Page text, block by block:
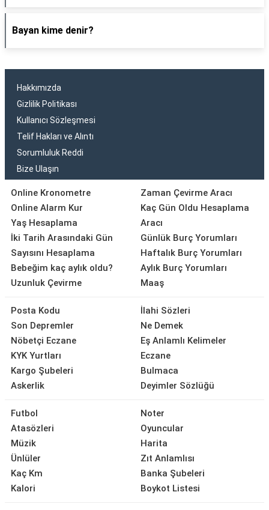
Bayan kime denir?
Hakkımızda
Gizlilik Politikası
Kullanıcı Sözleşmesi
Telif Hakları ve Alıntı
Sorumluluk Reddi
Bize Ulaşın
Online Kronometre
Online Alarm Kur
Yaş Hesaplama
İki Tarih Arasındaki Gün
Sayısını Hesaplama
Bebeğim kaç aylık oldu?
Uzunluk Çevirme
Zaman Çevirme Aracı
Kaç Gün Oldu Hesaplama
Aracı
Günlük Burç Yorumları
Haftalık Burç Yorumları
Aylık Burç Yorumları
Maaş
Posta Kodu
Son Depremler
Nöbetçi Eczane
KYK Yurtları
Kargo Şubeleri
Askerlik
İlahi Sözleri
Ne Demek
Eş Anlamlı Kelimeler
Eczane
Bulmaca
Deyimler Sözlüğü
Futbol
Atasözleri
Müzik
Ünlüler
Kaç Km
Kalori
Noter
Oyuncular
Harita
Zıt Anlamlısı
Banka Şubeleri
Boykot Listesi